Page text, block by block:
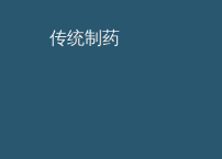
传统制药